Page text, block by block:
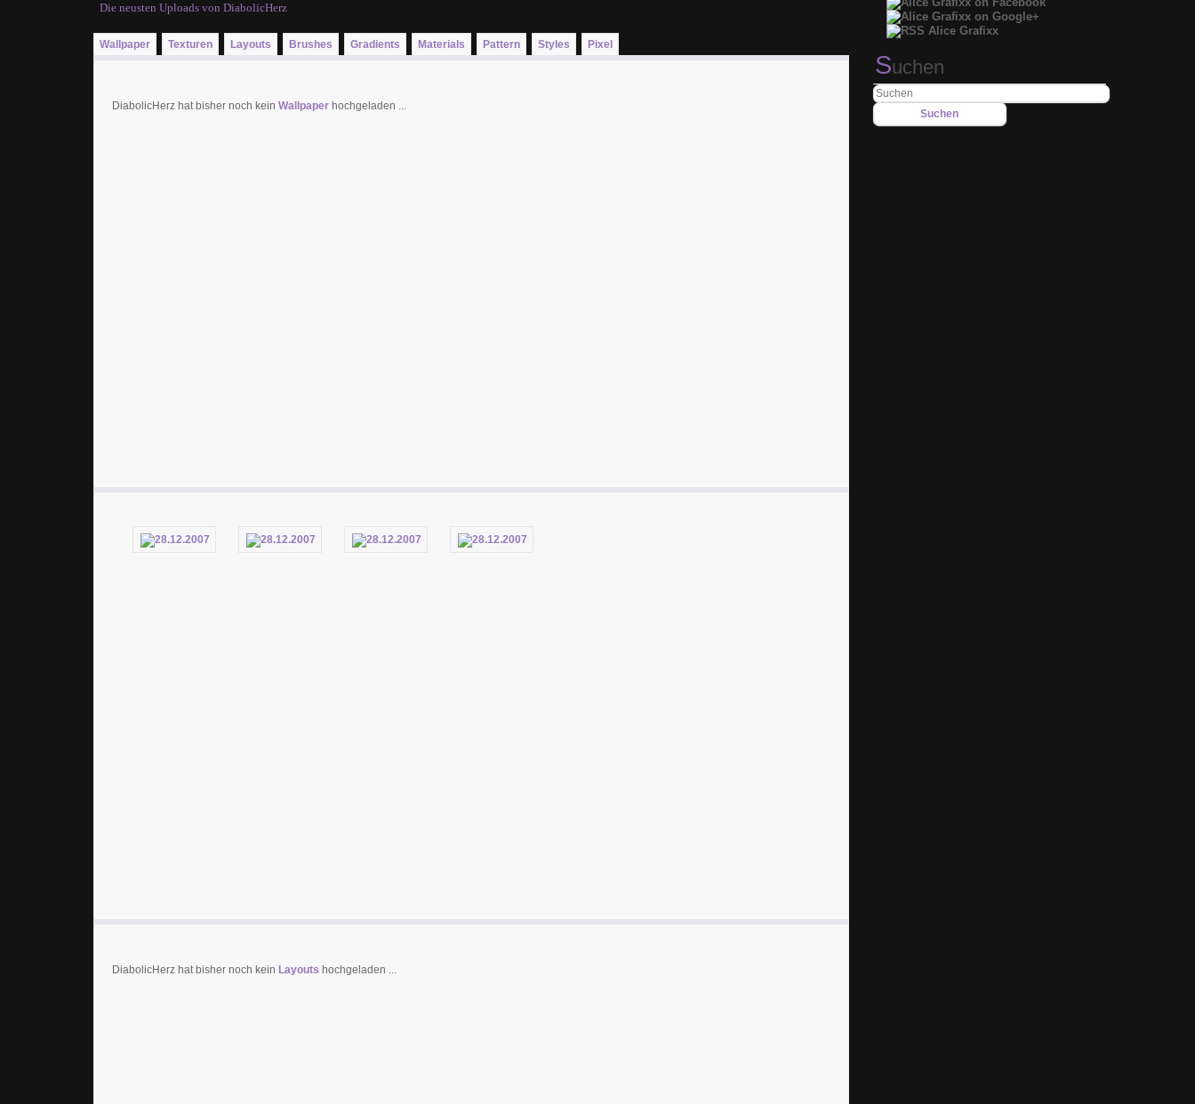
Die neusten Uploads von DiabolicHerz
Wallpaper Texturen Layouts Brushes Gradients Materials Pattern Styles Pixel
DiabolicHerz hat bisher noch kein Wallpaperhochgeladen ...
DiabolicHerz hat bisher noch kein Layouts hochgeladen ...
Suchen